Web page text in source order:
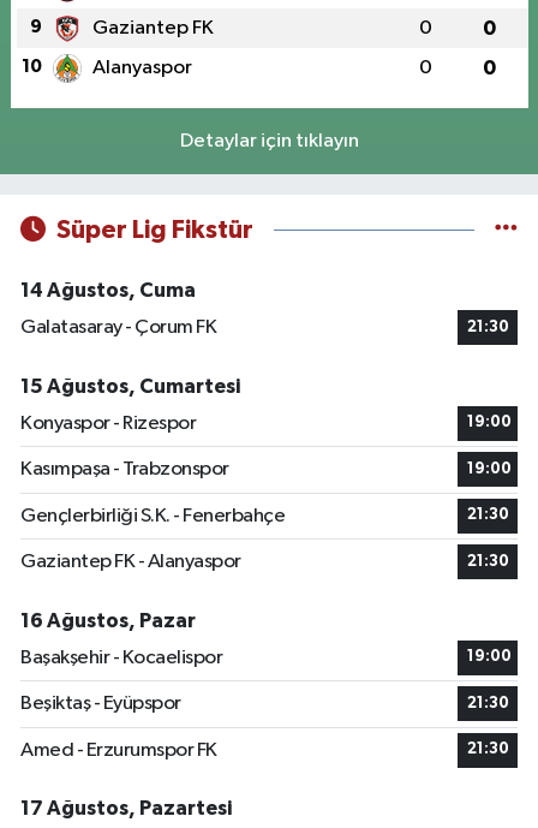
9 Gaziantep FK 0 0
10 Alanyaspor 0 0
Detaylar için tıklayın
Süper Lig Fikstür
14 Ağustos, Cuma
Galatasaray - Çorum FK
21:30
15 Ağustos, Cumartesi
Konyaspor - Rizespor
19:00
Kasımpaşa - Trabzonspor 19:00
Gençlerbirliği S.K. - Fenerbahçe 21:30
Gaziantep FK - Alanyaspor 21:30
16 Ağustos, Pazar
Başakşehir - Kocaelispor
19:00
Beşiktaş - Eyüpspor 21:30
Amed - Erzurumspor FK 21:30
17 Ağustos, Pazartesi